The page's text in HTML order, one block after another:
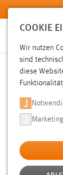
Zum Hauptinhalt
Sie sind hier:
Hochschule
14.05.2026
COOKIE
Wir nutzen
sind
diese
Marketing